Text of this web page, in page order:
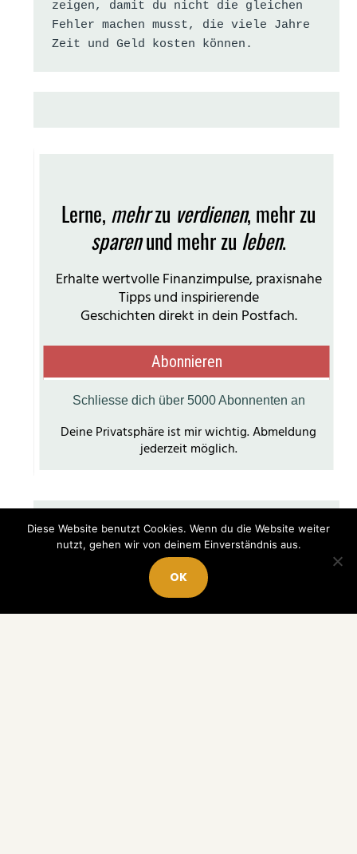
zeigen, damit du nicht die gleichen
Fehler machen musst, die viele Jahre
Zeit und Geld kosten können.
Diese Website benutzt Cookies. Wenn du die Website weiter
nutzt, gehen wir von deinem Einverständnis aus.
OK